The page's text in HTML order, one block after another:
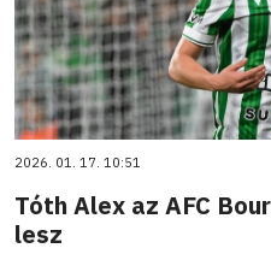
2026. 01. 17. 10:51
Tóth Alex az AFC
lesz